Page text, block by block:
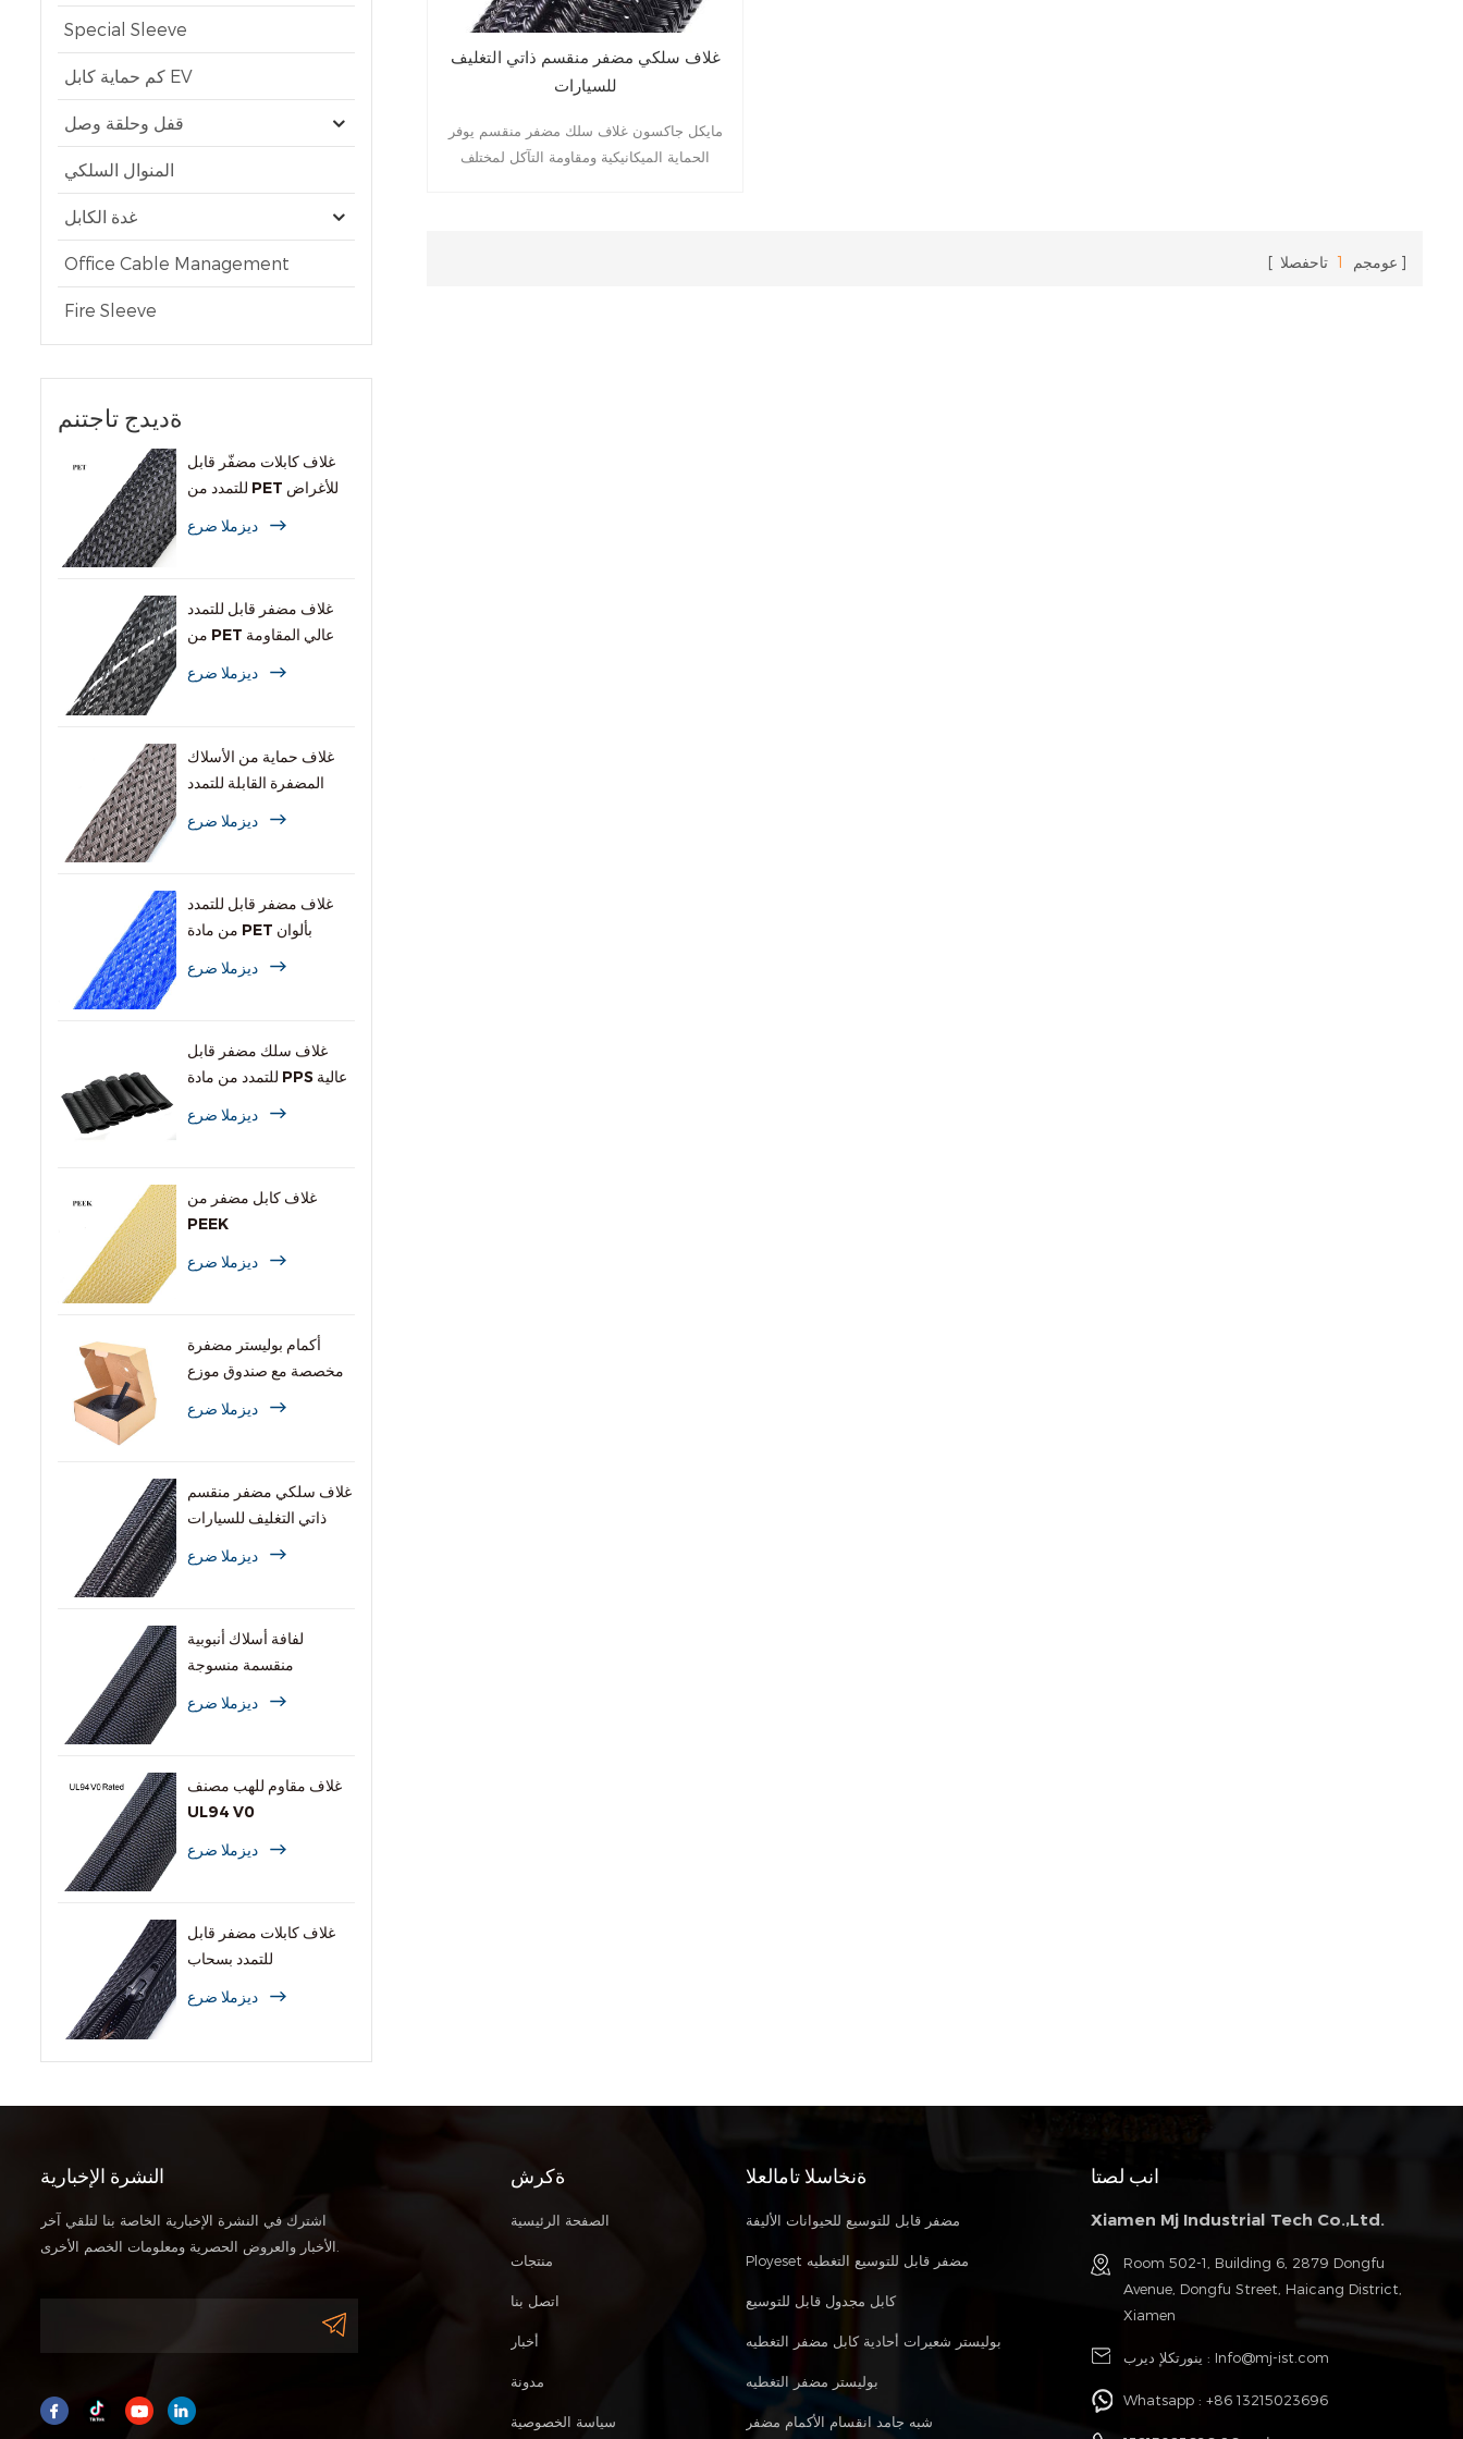
Special Sleeve
كم حماية كابل EV
قفل وحلقة وصل
المنوال السلكي
غدة الكابل
Office Cable Management
Fire Sleeve
ةديدج تاجتنم
غلاف كابلات مضفّر قابل
للتمدد من PET للأغراض
ديزملا ضرع
غلاف مضفر قابل للتمدد
من PET عالي المقاومة
ديزملا ضرع
غلاف حماية من الأسلاك
المضفرة القابلة للتمدد
ديزملا ضرع
غلاف مضفر قابل للتمدد
من مادة PET بألوان
ديزملا ضرع
غلاف سلك مضفر قابل
للتمدد من مادة PPS عالية
ديزملا ضرع
غلاف كابل مضفر من
PEEK
ديزملا ضرع
أكمام بوليستر مضفرة
مخصصة مع صندوق موزع
ديزملا ضرع
غلاف سلكي مضفر منقسم
ذاتي التغليف للسيارات
ديزملا ضرع
لفافة أسلاك أنبوبية
منقسمة منسوجة
ديزملا ضرع
غلاف مقاوم للهب مصنف
UL94 V0
ديزملا ضرع
غلاف كابلات مضفر قابل
للتمدد بسحاب
ديزملا ضرع
غلاف سلكي مضفر منقسم ذاتي التغليف
للسيارات
مايكل جاكسون غلاف سلك مضفر منقسم يوفر
الحماية الميكانيكية ومقاومة التآكل لمختلف
عومجم 1 تاحفصلا
النشرة الإخبارية
اشترك في النشرة الإخبارية الخاصة بنا لتلقي آخر
ةكرش
الصفحة الرئيسية
منتجات
اتصل بنا
أخبار
مدونة
سياسة الخصوصية
ةنخاسلا تامالعلا
مضفر قابل للتوسيع للحيوانات الأليفة
Ployeset مضفر قابل للتوسيع التغطيه
كابل مجدول قابل للتوسيع
بوليستر شعيرات أحادية كابل مضفر التغطيه
بوليستر مضفر التغطيه
شبه جامد انقسام الأكمام مضفر
انب لصتا
Xiamen Mj Industrial Tech Co.,Ltd.
Room 502-1, Building 6, 2879 Dongfu
Avenue, Dongfu Street, Haicang District,
Xiamen
ينورتكلإ ديرب : Info@mj-ist.com
Whatsapp :+86 13215023696